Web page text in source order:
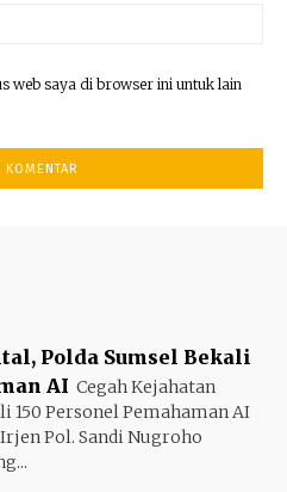
web saya di browser ini untuk lain
Polda Sumsel Bekali
AI Cegah Kejahatan
150 Personel Pemahaman AI
Pol. Sandi Nugroho